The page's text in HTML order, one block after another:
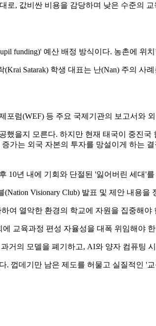
로, 값비싼 비용을 감당하며 낮은 수준의
funding)' 예산 배정 방식이다. 농촌에
Satarak) 학생 대표는 난(Nan) 주의
럼(WEF) 등 주요 국제기관의 보고서와
을지 모른다. 하지만 현재 태국이 중진
가는 외국 자본의 투자를 망설이게 하는
10년 내에 기회와 단절된 '잃어버린 세대'
Visionary Club) 발표 및 제안 내용
여 열악한 환경의 학교에 자원을 집중해야
교육과정 편성 자율성을 대폭 위임해야
거의 모델을 폐기하고, AI와 양자 컴퓨팅
껍데기만 남은 제도를 허물고 실질적인